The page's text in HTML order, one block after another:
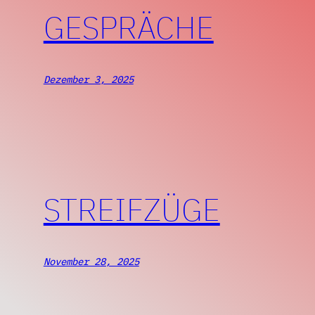
GESPRÄCHE
Dezember 3, 2025
STREIFZÜGE
November 28, 2025